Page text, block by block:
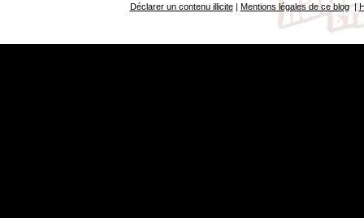
Déclarer un contenu illicite| Mentions légales de ce blog|